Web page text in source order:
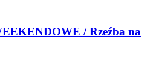
/ Rzeźba na